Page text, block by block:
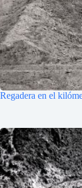
Regadera en el